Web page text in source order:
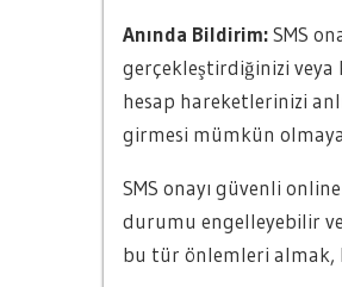
Anında Bildirim:SMS
gerçekleştirdiğinizi veya
hesap hareketlerinizi
girmesi mümkün
SMS onayı güvenli
durumu engelleyebilir
bu tür önlemleri almak,